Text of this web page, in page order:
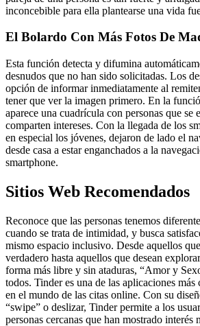
inconcebible para ella plantearse una vida
El Bolardo Con Más Fotos De
Esta función detecta y difumina
desnudos que no han sido solicitadas. Los
opción de informar inmediatamente al
tener que ver la imagen primero. En la
aparece una cuadrícula con personas que se
comparten intereses. Con la llegada de los
en especial los jóvenes, dejaron de lado el
desde casa a estar enganchados a la
smartphone.
Sitios Web Recomendados
Reconoce que las personas tenemos
cuando se trata de intimidad, y busca
mismo espacio inclusivo. Desde aquellos
verdadero hasta aquellos que desean
forma más libre y sin ataduras, “Amor y
todos. Tinder es una de las aplicaciones
en el mundo de las citas online. Con su
“swipe” o deslizar, Tinder permite a los
personas cercanas que han mostrado interés